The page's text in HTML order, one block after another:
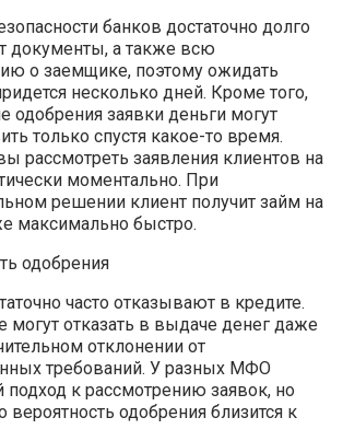
банков достаточно долго
документы, а также всю
о заемщике, поэтому ожидать
несколько дней. Кроме того,
одобрения заявки деньги могут
только спустя какое-то время.
рассмотреть заявления клиентов на
моментально. При
решении клиент получит займ на
максимально быстро.
одобрения
часто отказывают в кредите.
могут отказать в выдаче денег даже
отклонении от
требований. У разных МФО
подход к рассмотрению заявок, но
вероятность одобрения близится к